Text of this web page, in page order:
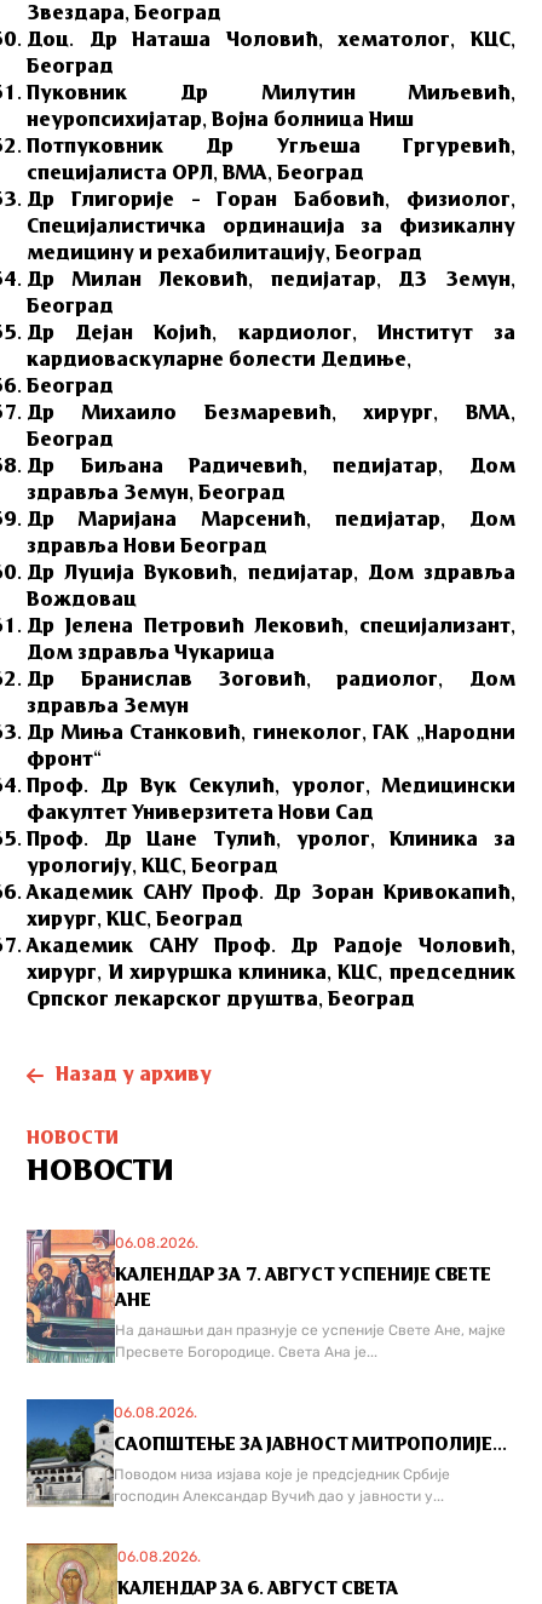
Звездара, Београд
Доц. Др Наташа Чоловић, хематолог, КЦС,
Београд
Пуковник Др Милутин Миљевић,
неуропсихијатар, Војна болница Ниш
Потпуковник Др Угљеша Гргуревић,
специјалиста ОРЛ, ВМА, Београд
Др Глигорије – Горан Бабовић, физиолог,
Специјалистичка ординација за физикалну
медицину и рехабилитацију, Београд
Др Милан Лековић, педијатар, ДЗ Земун,
Београд
Др Дејан Којић, кардиолог, Институт за
кардиоваскуларне болести Дедиње,
Београд
Др Михаило Безмаревић, хирург, ВМА,
Београд
Др Биљана Радичевић, педијатар, Дом
здравља Земун, Београд
Др Маријана Марсенић, педијатар, Дом
здравља Нови Београд
Др Луција Вуковић, педијатар, Дом здравља
Вождовац
Др Јелена Петровић Лековић, специјализант,
Дом здравља Чукарица
Др Бранислав Зоговић, радиолог, Дом
здравља Земун
Др Миња Станковић, гинеколог, ГАК „Народни
фронт“
Проф. Др Вук Секулић, уролог, Медицински
факултет Универзитета Нови Сад
Проф. Др Цане Тулић, уролог, Клиника за
урологију, КЦС, Београд
Академик САНУ Проф. Др Зоран Кривокапић,
хирург, КЦС, Београд
Академик САНУ Проф. Др Радоје Чоловић,
хирург, И хируршка клиника, КЦС, председник
Српског лекарског друштва, Београд
Назад у архиву
НОВОСТИ
НОВОСТИ
06.08.2026.
КАЛЕНДАР ЗА 7. АВГУСТ УСПЕНИЈЕ СВЕТЕ
АНЕ
На данашњи дан празнује се успеније Свете Ане, мајке
Пресвете Богородице. Света Ана је...
06.08.2026.
САОПШТЕЊЕ ЗА ЈАВНОСТ МИТРОПОЛИЈЕ...
Поводом низа изјава које је предсједник Србије
господин Александар Вучић дао у јавности у...
06.08.2026.
КАЛЕНДАР ЗА 6. АВГУСТ СВЕТА